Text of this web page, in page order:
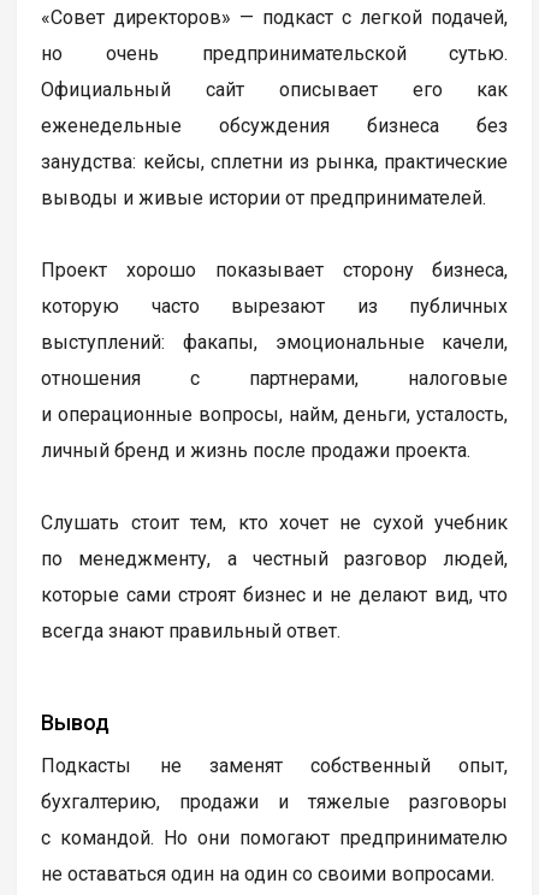
«Совет директоров» — подкаст с легкой подачей,
но очень предпринимательской сутью.
Официальный сайт описывает его как
еженедельные обсуждения бизнеса без
занудства: кейсы, сплетни из рынка, практические
выводы и живые истории от предпринимателей.
Проект хорошо показывает сторону бизнеса,
которую часто вырезают из публичных
выступлений: факапы, эмоциональные качели,
отношения с партнерами, налоговые
и операционные вопросы, найм, деньги, усталость,
личный бренд и жизнь после продажи проекта.
Слушать стоит тем, кто хочет не сухой учебник
по менеджменту, а честный разговор людей,
которые сами строят бизнес и не делают вид, что
всегда знают правильный ответ.
Вывод
Подкасты не заменят собственный опыт,
бухгалтерию, продажи и тяжелые разговоры
с командой. Но они помогают предпринимателю
не оставаться один на один со своими вопросами.